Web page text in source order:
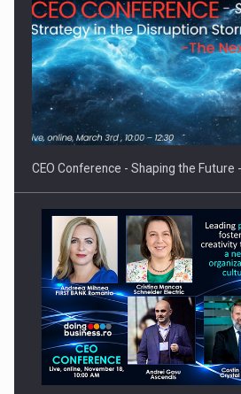
Proteinmaxxing and the Future of
CEO Conference - Shaping the Future